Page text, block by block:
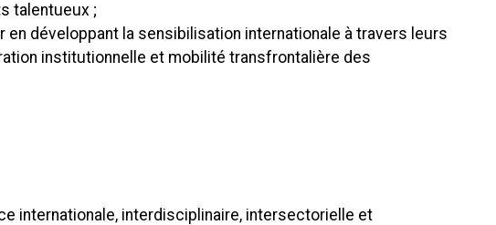
talentueux ;
développant la sensibilisation internationale à travers leurs
institutionnelle et mobilité transfrontalière des
internationale, interdisciplinaire, intersectorielle et